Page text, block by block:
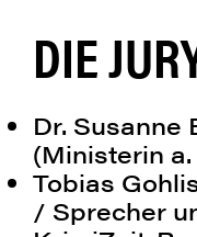
Intendant der
DIE
Dr. Susanne
(Ministerin a.
Tobias
/ Sprecher